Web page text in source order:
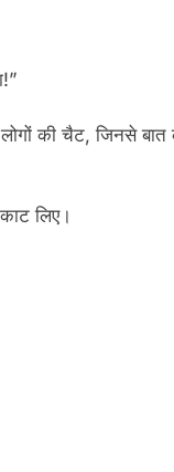
की चैट, जिनसे
लिए।